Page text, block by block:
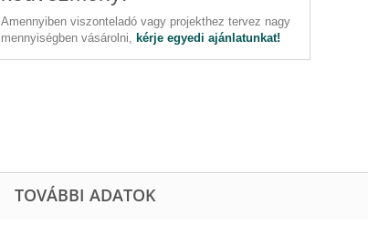
Amennyiben viszonteladó vagy projekthez tervez nagy
mennyiségben vásárolni, kérje egyedi ajánlatunkat!
TOVÁBBI ADATOK